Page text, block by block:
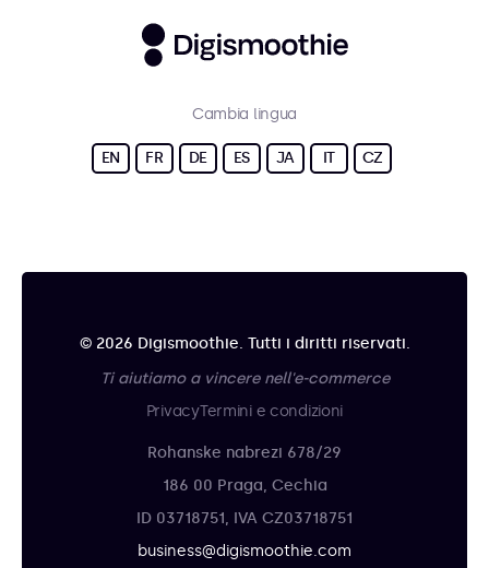
Cambia lingua
EN FR DE ES JA IT CZ
© 2026 Digismoothie. Tutti i diritti riservati.
Ti aiutiamo a vincere nell'e-commerce
PrivacyTermini e condizioni
Rohanske nabrezi 678/29
186 00 Praga, Cechia
ID 03718751, IVA CZ03718751
business@digismoothie.com